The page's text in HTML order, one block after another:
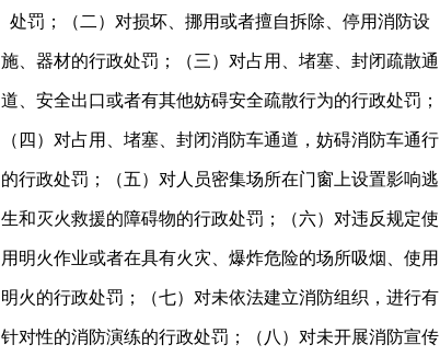
处罚；（二）对损坏、挪用或者擅自拆除、停用消防设
施、器材的行政处罚；（三）对占用、堵塞、封闭疏散通
道、安全出口或者有其他妨碍安全疏散行为的行政处罚；
（四）对占用、堵塞、封闭消防车通道，妨碍消防车通行
的行政处罚；（五）对人员密集场所在门窗上设置影响逃
生和灭火救援的障碍物的行政处罚；（六）对违反规定使
用明火作业或者在具有火灾、爆炸危险的场所吸烟、使用
明火的行政处罚；（七）对未依法建立消防组织，进行有
针对性的消防演练的行政处罚；（八）对未开展消防宣传